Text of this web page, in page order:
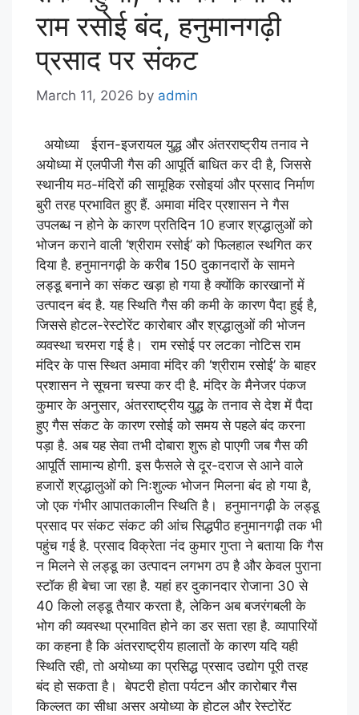
राम रसोई बंद, हनुमानगढ़ी
प्रसाद पर संकट
March 11, 2026 by admin
अयोध्या ईरान-इजरायल युद्ध और अंतरराष्ट्रीय तनाव ने
अयोध्या में एलपीजी गैस की आपूर्ति बाधित कर दी है, जिससे
स्थानीय मठ-मंदिरों की सामूहिक रसोइयां और प्रसाद निर्माण
बुरी तरह प्रभावित हुए हैं. अमावा मंदिर प्रशासन ने गैस
उपलब्ध न होने के कारण प्रतिदिन 10 हजार श्रद्धालुओं को
भोजन कराने वाली ‘श्रीराम रसोई’ को फिलहाल स्थगित कर
दिया है. हनुमानगढ़ी के करीब 150 दुकानदारों के सामने
लड्डू बनाने का संकट खड़ा हो गया है क्योंकि कारखानों में
उत्पादन बंद है. यह स्थिति गैस की कमी के कारण पैदा हुई है,
जिससे होटल-रेस्टोरेंट कारोबार और श्रद्धालुओं की भोजन
व्यवस्था चरमरा गई है। राम रसोई पर लटका नोटिस राम
मंदिर के पास स्थित अमावा मंदिर की ‘श्रीराम रसोई’ के बाहर
प्रशासन ने सूचना चस्पा कर दी है. मंदिर के मैनेजर पंकज
कुमार के अनुसार, अंतरराष्ट्रीय युद्ध के तनाव से देश में पैदा
हुए गैस संकट के कारण रसोई को समय से पहले बंद करना
पड़ा है. अब यह सेवा तभी दोबारा शुरू हो पाएगी जब गैस की
आपूर्ति सामान्य होगी. इस फैसले से दूर-दराज से आने वाले
हजारों श्रद्धालुओं को निःशुल्क भोजन मिलना बंद हो गया है,
जो एक गंभीर आपातकालीन स्थिति है। हनुमानगढ़ी के लड्डू
प्रसाद पर संकट संकट की आंच सिद्धपीठ हनुमानगढ़ी तक भी
पहुंच गई है. प्रसाद विक्रेता नंद कुमार गुप्ता ने बताया कि गैस
न मिलने से लड्डू का उत्पादन लगभग ठप है और केवल पुराना
स्टॉक ही बेचा जा रहा है. यहां हर दुकानदार रोजाना 30 से
40 किलो लड्डू तैयार करता है, लेकिन अब बजरंगबली के
भोग की व्यवस्था प्रभावित होने का डर सता रहा है. व्यापारियों
का कहना है कि अंतरराष्ट्रीय हालातों के कारण यदि यही
स्थिति रही, तो अयोध्या का प्रसिद्ध प्रसाद उद्योग पूरी तरह
बंद हो सकता है। बेपटरी होता पर्यटन और कारोबार गैस
किल्लत का सीधा असर अयोध्या के होटल और रेस्टोरेंट